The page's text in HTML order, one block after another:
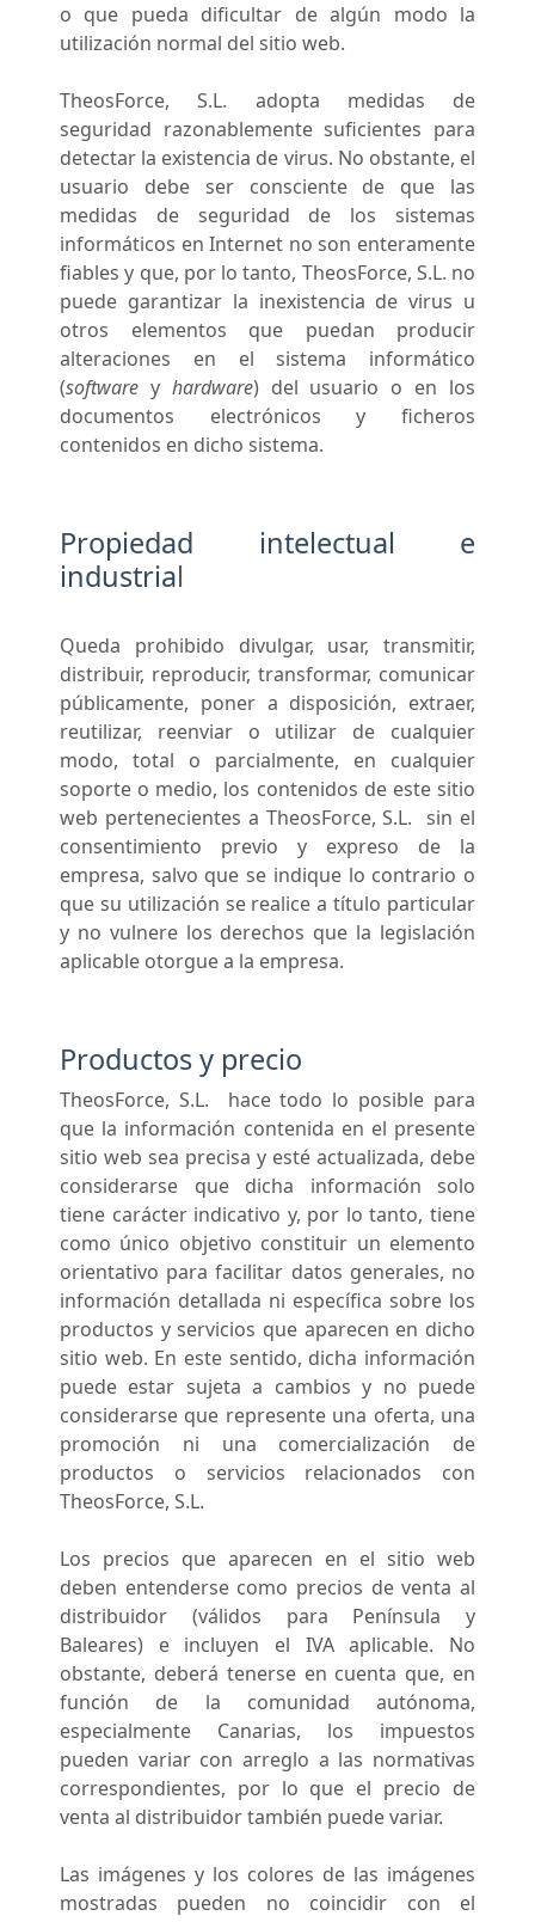
o que pueda dificultar de algún modo la
utilización normal del sitio web.
TheosForce, S.L. adopta medidas de
seguridad razonablemente suficientes para
detectar la existencia de virus. No obstante, el
usuario debe ser consciente de que las
medidas de seguridad de los sistemas
informáticos en Internet no son enteramente
fiables y que, por lo tanto, TheosForce, S.L. no
puede garantizar la inexistencia de virus u
otros elementos que puedan producir
alteraciones en el sistema informático
(software y hardware) del usuario o en los
documentos electrónicos y ficheros
contenidos en dicho sistema.
Propiedad intelectual e
industrial
Queda prohibido divulgar, usar, transmitir,
distribuir, reproducir, transformar, comunicar
públicamente, poner a disposición, extraer,
reutilizar, reenviar o utilizar de cualquier
modo, total o parcialmente, en cualquier
soporte o medio, los contenidos de este sitio
web pertenecientes a TheosForce, S.L. sin el
consentimiento previo y expreso de la
empresa, salvo que se indique lo contrario o
que su utilización se realice a título particular
y no vulnere los derechos que la legislación
aplicable otorgue a la empresa.
Productos y precio
TheosForce, S.L. hace todo lo posible para
que la información contenida en el presente
sitio web sea precisa y esté actualizada, debe
considerarse que dicha información solo
tiene carácter indicativo y, por lo tanto, tiene
como único objetivo constituir un elemento
orientativo para facilitar datos generales, no
información detallada ni específica sobre los
productos y servicios que aparecen en dicho
sitio web. En este sentido, dicha información
puede estar sujeta a cambios y no puede
considerarse que represente una oferta, una
promoción ni una comercialización de
productos o servicios relacionados con
TheosForce, S.L.
Los precios que aparecen en el sitio web
deben entenderse como precios de venta al
distribuidor (válidos para Península y
Baleares) e incluyen el IVA aplicable. No
obstante, deberá tenerse en cuenta que, en
función de la comunidad autónoma,
especialmente Canarias, los impuestos
pueden variar con arreglo a las normativas
correspondientes, por lo que el precio de
venta al distribuidor también puede variar.
Las imágenes y los colores de las imágenes
mostradas pueden no coincidir con el